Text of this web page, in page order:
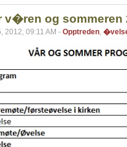
v�ren og sommeren
2012, 09:11 AM - Opptreden,